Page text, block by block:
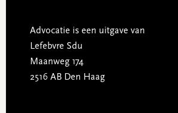
Advocatie is een uitgave van
Lefebvre Sdu
Maanweg 174
2516 AB Den Haag